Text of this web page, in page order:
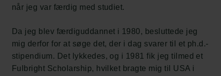
når jeg var færdig med studiet.
Da jeg blev færdiguddannet i 1980, besluttede jeg
mig derfor for at søge det, der i dag svarer til et ph.d.-
stipendium. Det lykkedes, og i 1981 fik jeg tilmed et
Fulbright Scholarship, hvilket bragte mig til USA i